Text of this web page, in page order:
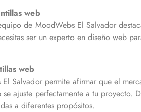
web
de MoodWebs El Salvador
ser un experto en diseño web
web
Salvador permite afirmar que el
ajuste perfectamente a tu proyecto.
a diferentes propósitos.